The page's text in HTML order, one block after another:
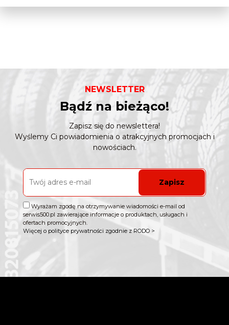
NEWSLETTER
Bądź na bieżąco!
Zapisz się do newslettera!
Wyślemy Ci powiadomienia o atrakcyjnych promocjach i
nowościach.
Zapisz
Wyrażam zgodę na otrzymywanie wiadomości e-mail od
serwis500.pl zawierające informacje o produktach, usługach i
ofertach promocyjnych.
Więcej o polityce prywatności zgodnie z RODO >